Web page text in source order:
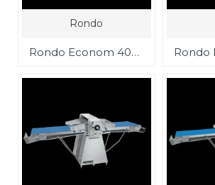
Rondo
Rondo Econom 4000 Tezgah Üstü Hamur Açma Makinası